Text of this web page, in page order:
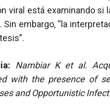
viral está examinando si
Sin embargo, “la
Nambiar K et al.
with the presence of
and Opportunistic